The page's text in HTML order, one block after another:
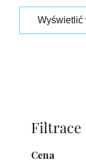
Wyświetlić
Pasek
boczny
Cena